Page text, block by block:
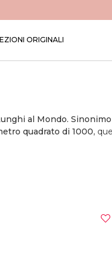
ORIGINALI
al Mondo.
quadrato di 1000,